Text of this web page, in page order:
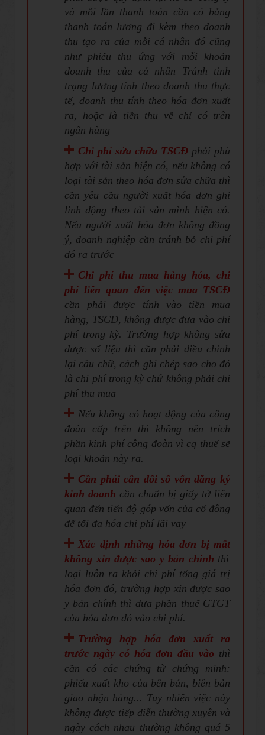
và mỗi lần thanh toán cần có bảng
thanh toán lương đi kèm theo doanh
thu tạo ra của mỗi cá nhân đó cũng
như phiếu thu ứng với mỗi khoản
doanh thu của cá nhân Tránh tình
trạng lương tính theo doanh thu thực
tế, doanh thu tính theo hóa đơn xuất
ra, hoặc là tiền thu về chỉ có trên
ngân hàng
Chi phí sửa chữa TSCĐ phải phù
hợp với tài sản hiện có, nếu không có
loại tài sản theo hóa đơn sửa chữa thì
cần yêu cầu người xuất hóa đơn ghi
linh động theo tài sản mình hiện có.
Nếu người xuất hóa đơn không đồng
ý, doanh nghiệp cần tránh bỏ chi phí
đó ra trước
Chi phí thu mua hàng hóa, chi
phí liên quan đến việc mua TSCĐ
cần phải được tính vào tiền mua
hàng, TSCĐ, không được đưa vào chi
phí trong kỳ. Trường hợp không sửa
được số liệu thì cần phải điều chỉnh
lại câu chữ, cách ghi chép sao cho đó
là chi phí trong kỳ chứ không phải chi
phí thu mua
Nếu không có hoạt động của công
đoàn cấp trên thì không nên trích
phần kinh phí công đoàn vì cq thuế sẽ
loại khoản này ra.
Cần phải cân đối số vốn đăng ký
kinh doanh cần chuẩn bị giấy tờ liên
quan đến tiến độ góp vốn của cổ đông
để tối đa hóa chi phí lãi vay
Xác định những hóa đơn bị mất
không xin được sao y bản chính thì
loại luôn ra khỏi chi phí tổng giá trị
hóa đơn đó, trường hợp xin được sao
y bản chính thì đưa phần thuế GTGT
của hóa đơn đó vào chi phí.
Trường hợp hóa đơn xuất ra
trước ngày có hóa đơn đầu vào thì
cần có các chứng từ chứng minh:
phiếu xuất kho của bên bán, biên bản
giao nhận hàng... Tuy nhiên việc này
không được tiếp diễn thường xuyên và
ngày cách nhau thường không quá 5